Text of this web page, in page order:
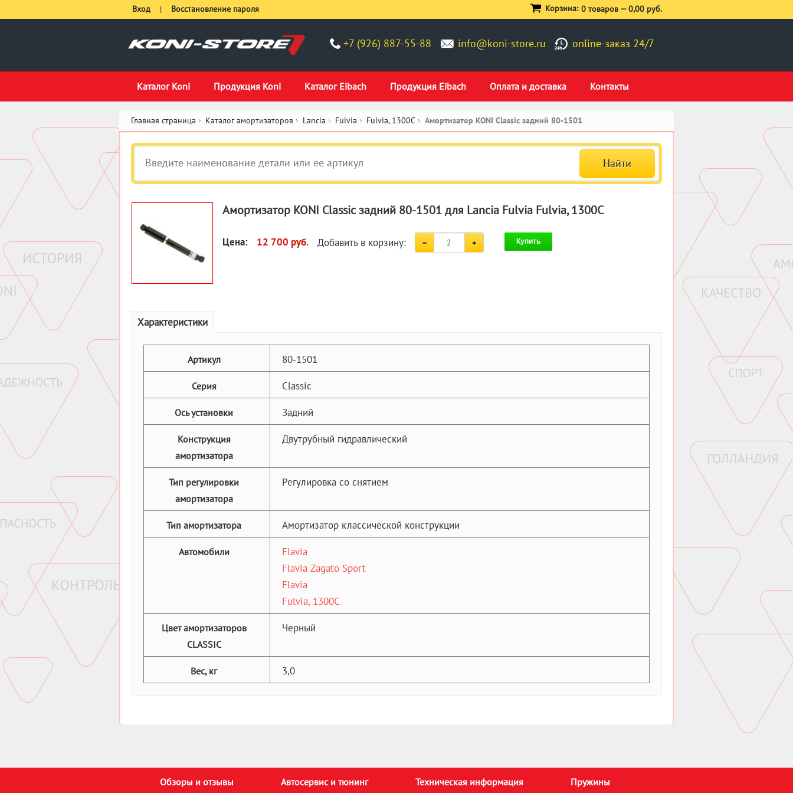
+7 (926) 887-55-88 info@koni-store.ru online-заказ 24/7
Каталог Koni Продукция Koni Каталог Eibach Продукция Eibach Оплата и доставка Контакты
Вход | Восстановление пароля Корзина: 0 товаров —0,00 руб.
Главная страница Каталог амортизаторов Lancia Fulvia Fulvia, 1300C Амортизатор KONI Classic задний 80-1501
Амортизатор KONI Classic задний 80-1501 для Lancia Fulvia Fulvia, 1300C
Цена: 12 700 руб. Добавить в корзину: Купить
Характеристики
Артикул 80-1501
Серия Classic
Ось установки Задний
Конструкция
амортизатора
Двутрубный гидравлический
Тип регулировки
амортизатора
Регулировка со снятием
Тип амортизатора Амортизатор классической конструкции
Автомобили
Flavia
Flavia Zagato Sport
Flavia
Fulvia, 1300C
Цвет амортизаторов
CLASSIC
Черный
Вес, кг 3,0
Обзоры и отзывы Автосервис и тюнинг Техническая информация Пружины